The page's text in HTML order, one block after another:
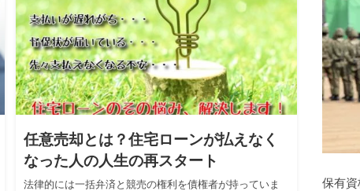
任意売却とは？住宅ローンが払えなく
なった人の人生の再スタート
法律的には一括弁済と競売の権利を債権者が持っていま
保有